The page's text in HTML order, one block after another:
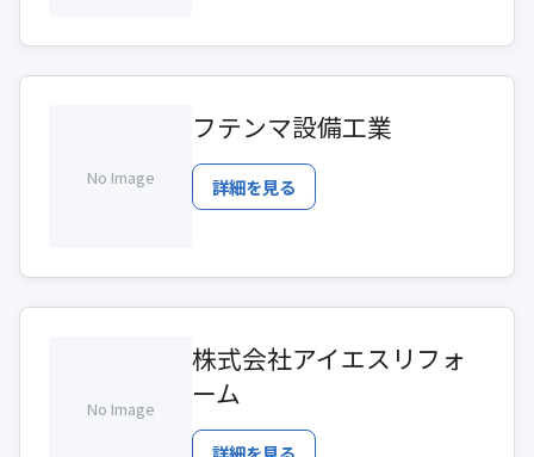
No Image
フテンマ設備工業
詳細を見る
No Image
株式会社アイエスリフォ
ーム